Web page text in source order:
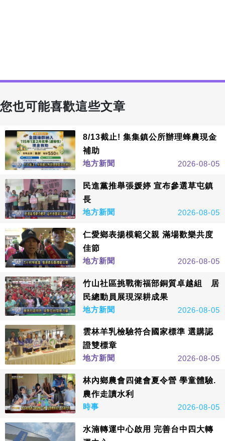
您也可能喜歡這些文章
8/13截止! 集集鎮公所辦理蜂農現金
補助
地方新聞
2026-08-05
民進黨推舉張媛婷 宣布參選草屯鎮
長
地方新聞
2026-08-05
仁愛鄉表揚模範父親 滿場歡樂共度
佳節
地方新聞
2026-08-05
竹山社區挑戰衛福部銅質卓越組 居
民總動員展現深耕成果
地方新聞
2026-08-05
雲林羊乳檢驗符合國家標準 選購認
證雙標章
地方新聞
2026-08-05
林內鄉農會四健會夏令營 學童體驗.
農作走讀水利
時事
2026-08-05
水湳轉運中心啟用 完善台中四大轉